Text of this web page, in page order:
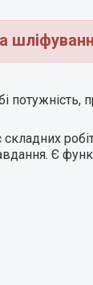
потужність,
складних
Є